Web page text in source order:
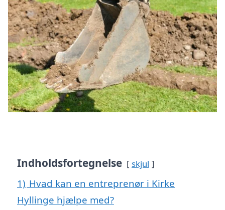
Indholdsfortegnelse skjul
1) Hvad kan en entreprenør i Kirke
Hyllinge hjælpe med?